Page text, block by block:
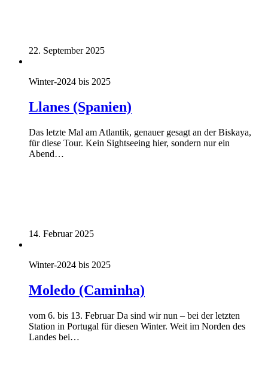
22. September 2025
Winter-2024 bis 2025
Llanes (Spanien)
Das letzte Mal am Atlantik, genauer gesagt an der Biskaya,
für diese Tour. Kein Sightseeing hier, sondern nur ein
Abend…
14. Februar 2025
Winter-2024 bis 2025
Moledo (Caminha)
vom 6. bis 13. Februar Da sind wir nun – bei der letzten
Station in Portugal für diesen Winter. Weit im Norden des
Landes bei…